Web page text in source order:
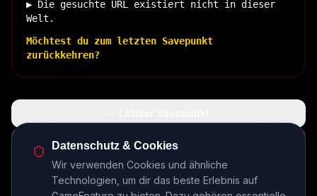
▶ Die gesuchte URL existiert nicht in dieser
Welt.
Möchtest du zum letzten Savepunkt
zurückkehren?
🏠 Zurück zur Basis
INSERT COIN TO CONTINUE...
Datenschutz & Cookies
Wir verwenden Cookies und ähnliche
Technologien, um dir das beste Erlebnis auf